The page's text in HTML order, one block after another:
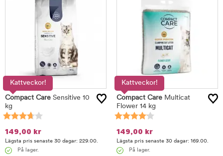
Kattveckor!
Compact Care Sensitive 10
kg
149,00 kr
Lägsta pris senaste 30 dagar: 229.00.
På lager.
Kattveckor!
Compact Care Multicat
Flower 14 kg
149,00 kr
Lägsta pris senaste 30 dagar: 169.00.
På lager.